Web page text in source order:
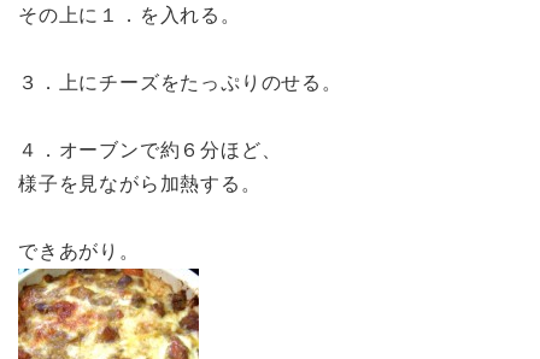
その上に１．を入れる。
３．上にチーズをたっぷりのせる。
４．オーブンで約６分ほど、
様子を見ながら加熱する。
できあがり。